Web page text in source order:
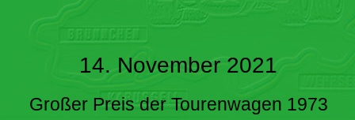
14. November 2021
Großer Preis der Tourenwagen 1973